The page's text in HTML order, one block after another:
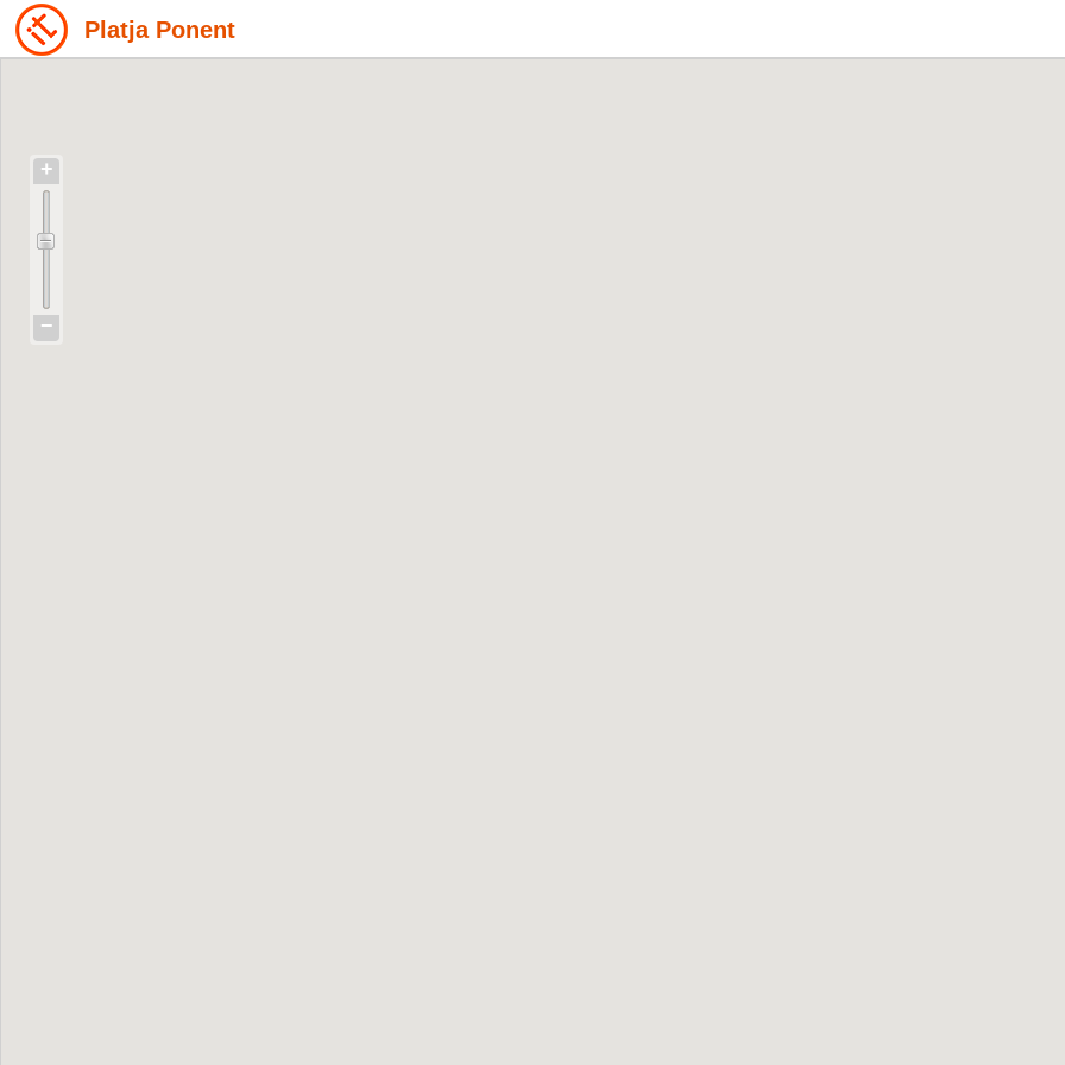
Platja Ponent
+
−